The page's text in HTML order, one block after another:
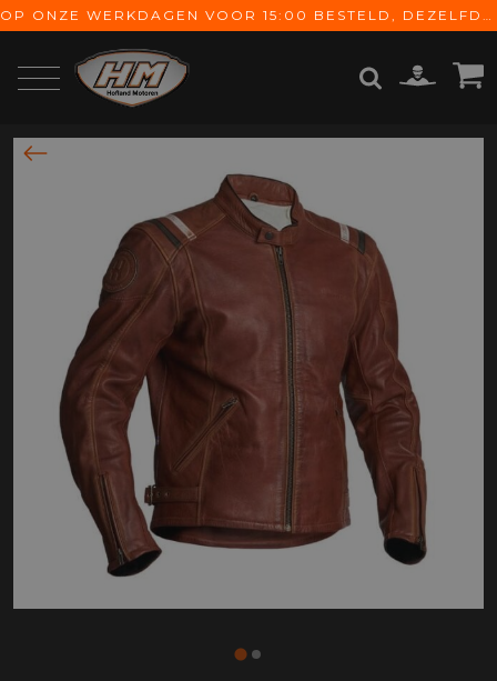
OP ONZE WERKDAGEN VOOR 15:00 BESTELD, DEZELFDE DAG VERZONDEN! GRATIS VERZENDING VANAF € 65,-